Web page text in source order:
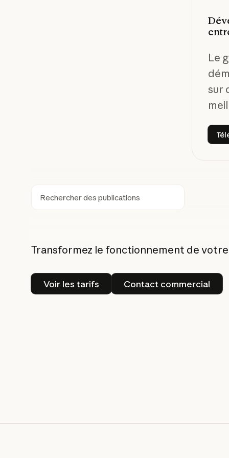
Le
sur
Rechercher
Transformez le fonctionnement de
Voir les tarifs
Voir les tarifs
Contact commercial
Contact